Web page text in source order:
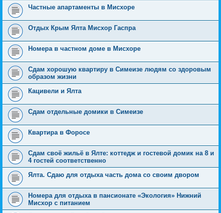
Частные апартаменты в Мисхоре
Отдых Крым Ялта Мисхор Гаспра
Номера в частном доме в Мисхоре
Сдам хорошую квартиру в Симеизе людям со здоровым
образом жизни
Кацивели и Ялта
Сдам отдельные домики в Симеизе
Квартира в Форосе
Сдам своё жильё в Ялте: коттедж и гостевой домик на 8 и
4 гостей соответственно
Ялта. Сдаю для отдыха часть дома со своим двором
Номера для отдыха в пансионате «Экология» Нижний
Мисхор с питанием